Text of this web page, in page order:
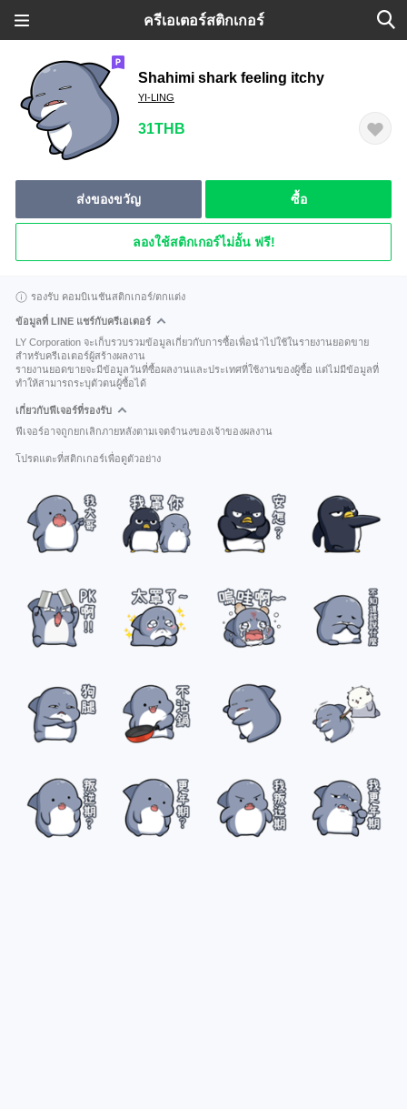
ครีเอเตอร์สติกเกอร์
Shahimi shark feeling itchy
YI-LING
31THB
ส่งของขวัญ ซื้อ
ลองใช้สติกเกอร์ไม่อั้น ฟรี!
รองรับ คอมบิเนชันสติกเกอร์/ตกแต่ง
ข้อมูลที่ LINE แชร์กับครีเอเตอร์
LY Corporation จะเก็บรวบรวมข้อมูลเกี่ยวกับการซื้อเพื่อนำไปใช้ในรายงานยอดขาย
สำหรับครีเอเตอร์ผู้สร้างผลงาน
รายงานยอดขายจะมีข้อมูลวันที่ซื้อผลงานและประเทศที่ใช้งานของผู้ซื้อ แต่ไม่มีข้อมูลที่
ทำให้สามารถระบุตัวตนผู้ซื้อได้
เกี่ยวกับฟีเจอร์ที่รองรับ
ฟีเจอร์อาจถูกยกเลิกภายหลังตามเจตจำนงของเจ้าของผลงาน
โปรดแตะที่สติกเกอร์เพื่อดูตัวอย่าง